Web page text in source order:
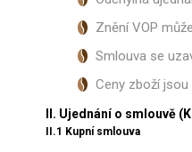
Znění VOP
Smlouva se
Ceny zboží jsou
II. Ujednání o smlouvě
II.1 Kupní smlouva